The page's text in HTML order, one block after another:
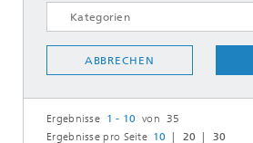
ALLE AUSWÄHLEN
ABBRECHEN
Ergebnisse 1 - 10 von 35
Ergebnisse pro Seite 10 20 30